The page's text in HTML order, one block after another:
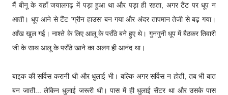
मैं बीनू के यहाँ जयालगढ़ में पड़ा हुआ था और पड़ा ही रहता, अगर टैंट पर धूप न
आती। धूप आने से टैंट ‘ग्रीन हाउस’ बन गया और अंदर तापमान तेजी से बढ़ गया।
आँख खुल गई। नाश्ते के लिए आलू के पराँठे बने हुए थे। गुनगुनी धूप में बैठकर तिवारी
जी के साथ आलू के पराँठे खाने का अलग ही आनंद था।
बाइक की सर्विस करानी थी और धुलाई भी। बल्कि अगर सर्विस न होती, तब भी बात
बन जाती... लेकिन धुलाई जरूरी थी। पास में ही धुलाई सेंटर था और उसके पास